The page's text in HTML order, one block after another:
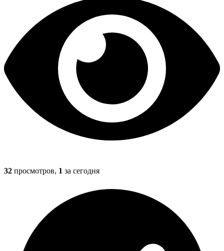
32 просмотров, 1 за сегодня